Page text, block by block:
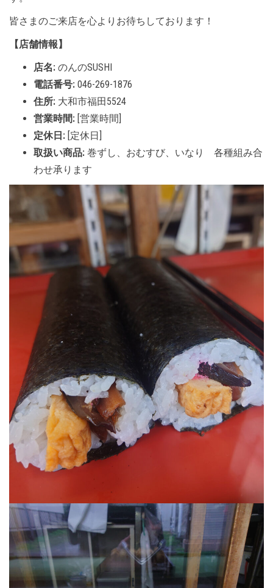
皆さまのご来店を心よりお待ちしております！
【店舗情報】
店名: のんのSUSHI
電話番号: 046-269-1876
住所: 大和市福田5524
営業時間: [営業時間]
定休日: [定休日]
取扱い商品: 巻ずし、おむすび、いなり 各種組み合
わせ承ります